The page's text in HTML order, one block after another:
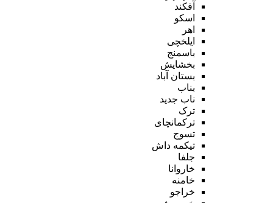
آقکند
اسکو
اهر
ایلخچی
باسمنج
بخشایش
بستان آباد
بناب
ناب جدید
ترک
ترکمانچای
تسوج
تیکمه داش
جلفا
خاروانا
خامنه
خراجو